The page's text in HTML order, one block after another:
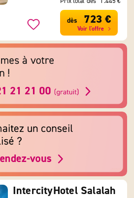
dès 723 €
Voir l'offre
IntercityHotel Salalah